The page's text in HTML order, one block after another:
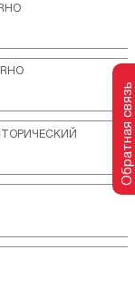
Обратная связь